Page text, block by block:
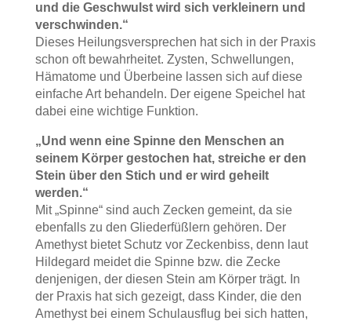
und die Geschwulst wird sich verkleinern und
verschwinden.“
Dieses Heilungsversprechen hat sich in der Praxis
schon oft bewahrheitet. Zysten, Schwellungen,
Hämatome und Überbeine lassen sich auf diese
einfache Art behandeln. Der eigene Speichel hat
dabei eine wichtige Funktion.
„Und wenn eine Spinne den Menschen an
seinem Körper gestochen hat, streiche er den
Stein über den Stich und er wird geheilt
werden.“
Mit „Spinne“ sind auch Zecken gemeint, da sie
ebenfalls zu den Gliederfüßlern gehören. Der
Amethyst bietet Schutz vor Zeckenbiss, denn laut
Hildegard meidet die Spinne bzw. die Zecke
denjenigen, der diesen Stein am Körper trägt. In
der Praxis hat sich gezeigt, dass Kinder, die den
Amethyst bei einem Schulausflug bei sich hatten,